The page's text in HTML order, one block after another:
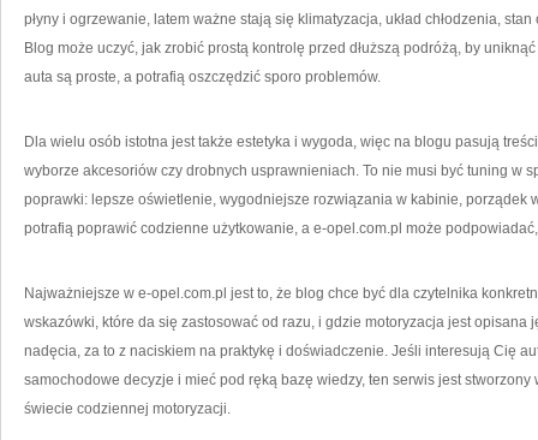
płyny i ogrzewanie, latem ważne stają się klimatyzacja, układ chłodzenia,
Blog może uczyć, jak zrobić prostą kontrolę przed dłuższą podróżą, by
auta są proste, a potrafią oszczędzić sporo problemów.
Dla wielu osób istotna jest także estetyka i wygoda, więc na blogu pasują
wyborze akcesoriów czy drobnych usprawnieniach. To nie musi być tuning w
poprawki: lepsze oświetlenie, wygodniejsze rozwiązania w kabinie, porządek
potrafią poprawić codzienne użytkowanie, a e-opel.com.pl może
Najważniejsze w e-opel.com.pl jest to, że blog chce być dla czytelnika
wskazówki, które da się zastosować od razu, i gdzie motoryzacja jest opisana
nadęcia, za to z naciskiem na praktykę i doświadczenie. Jeśli interesują Cię
samochodowe decyzje i mieć pod ręką bazę wiedzy, ten serwis jest stworzony
świecie codziennej motoryzacji.